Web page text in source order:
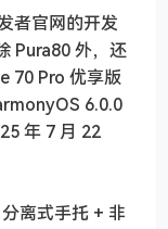
者官网的开发
Pura80 外，还
70 Pro 优享版
6.0.0
年 7 月 22
离式手托 + 非